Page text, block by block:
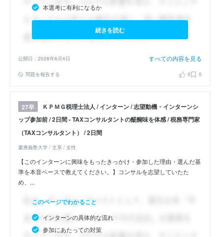
本選考に有利になるか
続きを読む
公開日：2026年6月4日 すべての内容を見る
問題を報告する 0 0
27卒
ＫＰＭＧ税理士法人 / インターン / 志望動機・インターンシ
ップ参加前 / 2日間 - TAXコンサルタントの醍醐味を体感 / 税務専門家
（TAXコンサルタント） / 2日間
慶應義塾大学 / 文系 / 女性
【このインターンに興味をもったきっかけ・参加した理由・選んだ基
準を本音ベースで教えてください。】コンサルを志望していたた
め、...
このページでわかること
インターンの具体的な流れ
参加にあたっての対策